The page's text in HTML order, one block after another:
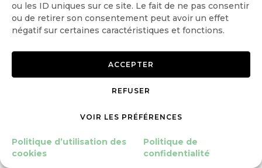
ou les ID uniques sur ce site. Le fait de ne pas consentir
ou de retirer son consentement peut avoir un effet
négatif sur certaines caractéristiques et fonctions.
ACCEPTER
REFUSER
VOIR LES PRÉFÉRENCES
Politique d’utilisation des
cookies
Politique de
confidentialité
nord du Canada, représenterait un raccourci
par rapport au canal de Panama. Le passage
du Nord-Est, au-dessus de la Sibérie, pourrait
également devenir beaucoup plus praticable.
Conséquences